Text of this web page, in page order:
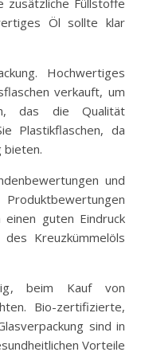
Öl sollte klar
Hochwertiges
verkauft, um
das die Qualität
Plastikflaschen, da
bieten.
und
guten Eindruck
Kreuzkümmelöls
beim Kauf von
Bio-zertifizierte,
sind in
Vorteile